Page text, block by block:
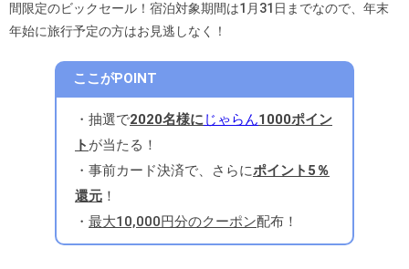
間限定のビックセール！宿泊対象期間は1月31日までなので、年末
年始に旅行予定の方はお見逃しなく！
ここがPOINT
・抽選で2020名様にじゃらん1000ポイン
ト が当たる！
・事前カード決済で、さらにポイント5％
還元 ！
・ 最大10,000円分のクーポン配布！